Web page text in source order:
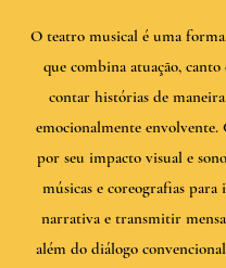
O teatro musical é uma
que combina atuação, canto
contar histórias de
emocionalmente envolvente.
por seu impacto visual e
músicas e coreografias
narrativa e transmitir
além do diálogo